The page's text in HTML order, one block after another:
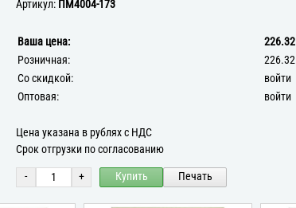
Артикул: ПМ4004-173
Ваша цена:
226.32
Розничная:
226.32
Со скидкой:
войти
Оптовая:
войти
Цена указана в рублях с НДС
Срок отгрузки по согласованию
- + Купить Печать